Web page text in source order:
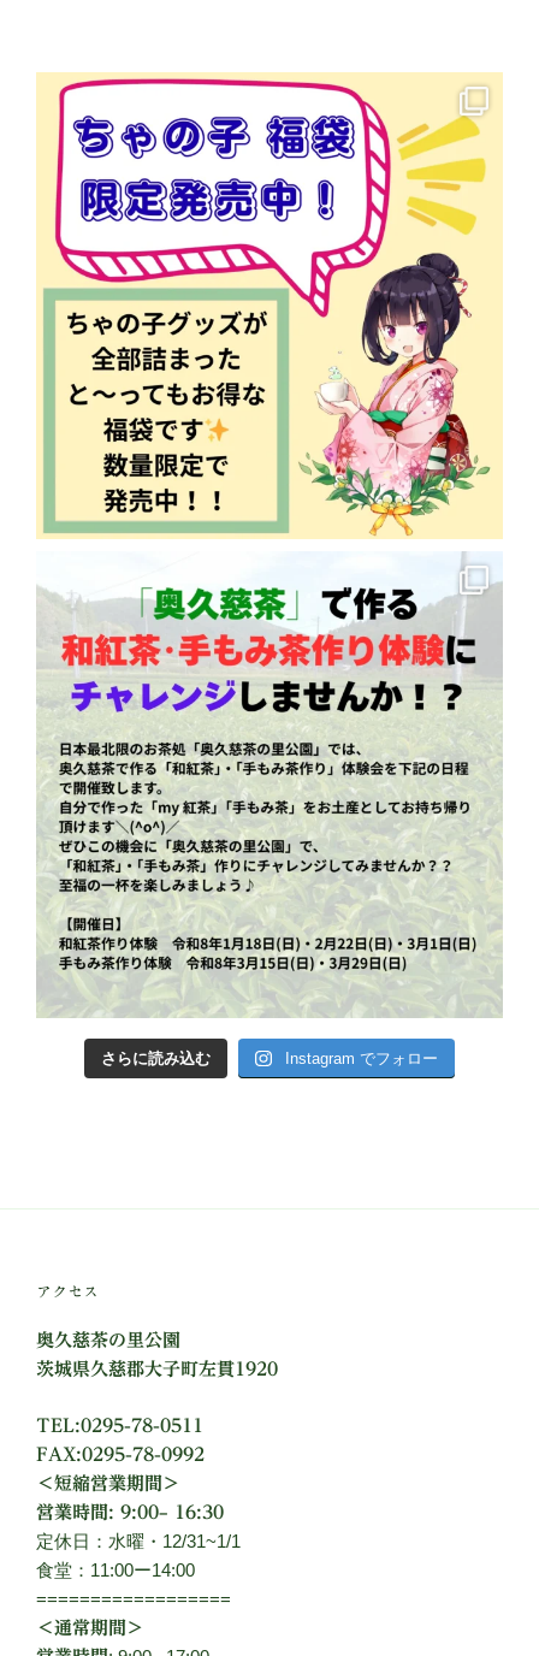
さらに読み込む Instagram でフォロー
アクセス
奥久慈茶の里公園
茨城県久慈郡大子町左貫1920
TEL:0295-78-0511
FAX:0295-78-0992
＜短縮営業期間＞
営業時間: 9:00– 16:30
定休日：水曜・12/31~1/1
食堂：11:00ー14:00
==================
＜通常期間＞